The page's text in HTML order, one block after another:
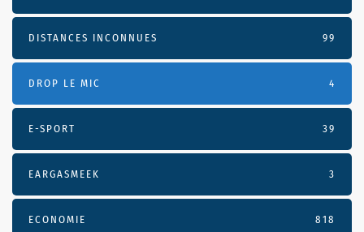
DISTANCES INCONNUES 99
DROP LE MIC 4
E-SPORT 39
EARGASMEEK 3
ECONOMIE 818